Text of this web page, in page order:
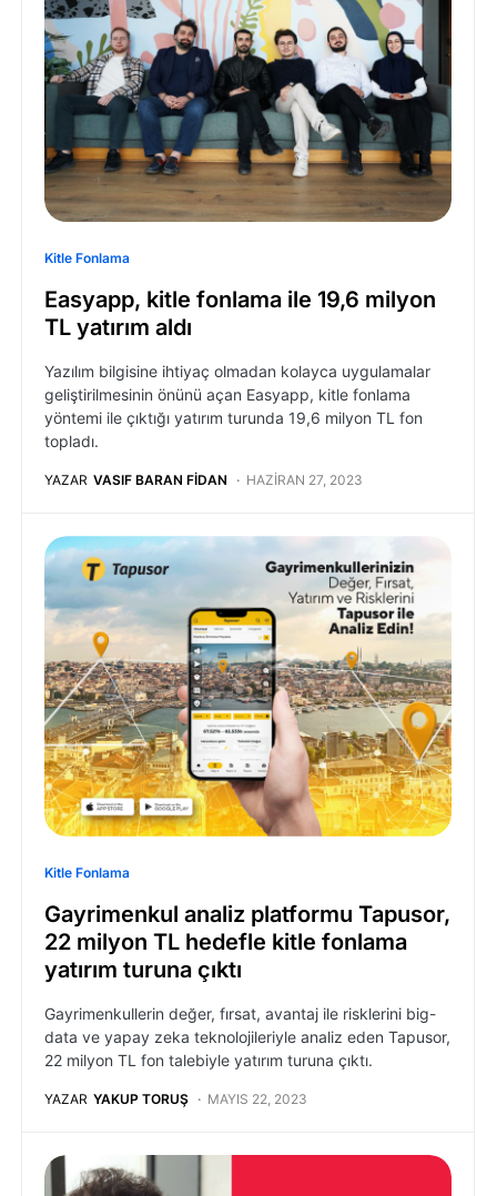
Kitle Fonlama
Easyapp, kitle fonlama ile 19,6 milyon
TL yatırım aldı
Yazılım bilgisine ihtiyaç olmadan kolayca uygulamalar
geliştirilmesinin önünü açan Easyapp, kitle fonlama
yöntemi ile çıktığı yatırım turunda 19,6 milyon TL fon
topladı.
YAZAR VASIF BARAN FIDAN HAZIRAN 27, 2023
Kitle Fonlama
Gayrimenkul analiz platformu Tapusor,
22 milyon TL hedefle kitle fonlama
yatırım turuna çıktı
Gayrimenkullerin değer, fırsat, avantaj ile risklerini big-
data ve yapay zeka teknolojileriyle analiz eden Tapusor,
22 milyon TL fon talebiyle yatırım turuna çıktı.
YAZAR YAKUP TORUŞ MAYIS 22, 2023